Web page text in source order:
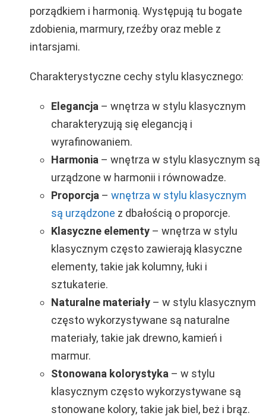
porządkiem i harmonią. Występują tu bogate
zdobienia, marmury, rzeźby oraz meble z
intarsjami.
Charakterystyczne cechy stylu klasycznego:
Elegancja – wnętrza w stylu klasycznym
charakteryzują się elegancją i
wyrafinowaniem.
Harmonia – wnętrza w stylu klasycznym są
urządzone w harmonii i równowadze.
Proporcja – wnętrza w stylu klasycznym
są urządzone z dbałością o proporcje.
Klasyczne elementy – wnętrza w stylu
klasycznym często zawierają klasyczne
elementy, takie jak kolumny, łuki i
sztukaterie.
Naturalne materiały – w stylu klasycznym
często wykorzystywane są naturalne
materiały, takie jak drewno, kamień i
marmur.
Stonowana kolorystyka – w stylu
klasycznym często wykorzystywane są
stonowane kolory, takie jak biel, beż i brąz.